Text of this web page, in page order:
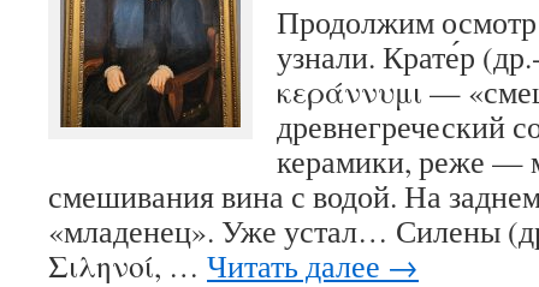
Продолжим
узнали. Крате́р
κεράννυμι —
древнегреческий
керамики, реже —
смешивания вина с водой. На
«младенец». Уже устал… Силены
Σιληνοί, … Читать далее →